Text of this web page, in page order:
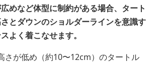
めなど体型に制約がある場合、タート
とダウンのショルダーラインを意識す
よく着こなせます。
が低め（約10〜12cm）のタートル